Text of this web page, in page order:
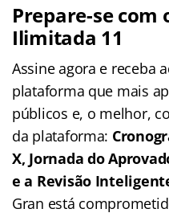
Prepare-se com
Ilimitada 11
Assine agora e receba
plataforma que mais
públicos e, o melhor,
da plataforma:
X, Jornada do
e a Revisão
Gran está